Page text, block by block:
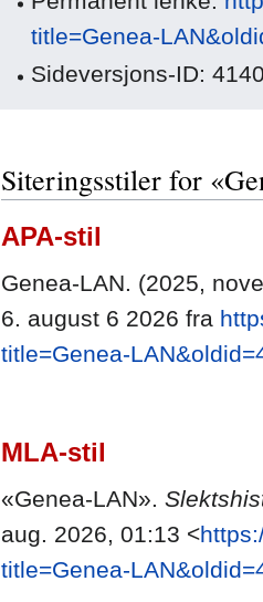
title=Genea-
Sideversjons-ID:
Siteringsstiler for
APA-stil
Genea-LAN. (2025,
6. august 6 2026 fra
title=Genea-
MLA-stil
«Genea-LAN».
aug. 2026, 01:13 <
title=Genea-